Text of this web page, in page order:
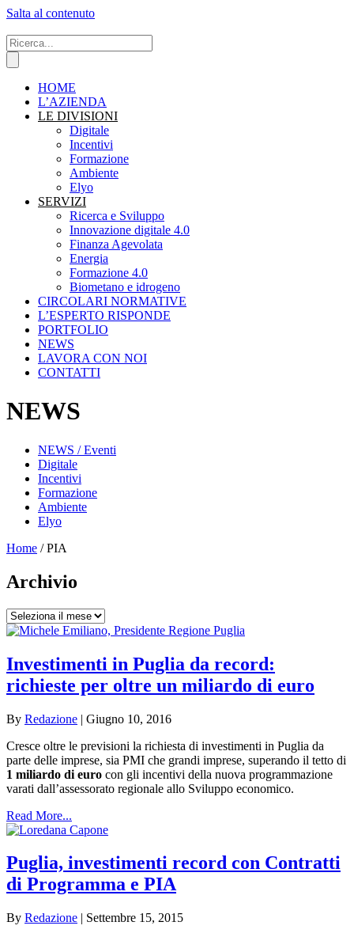
Salta al contenuto
HOME
L’AZIENDA
LE DIVISIONI
Digitale
Incentivi
Formazione
Ambiente
Elyo
SERVIZI
Ricerca e Sviluppo
Innovazione digitale 4.0
Finanza Agevolata
Energia
Formazione 4.0
Biometano e idrogeno
CIRCOLARI NORMATIVE
L’ESPERTO RISPONDE
PORTFOLIO
NEWS
LAVORA CON NOI
CONTATTI
NEWS
NEWS / Eventi
Digitale
Incentivi
Formazione
Ambiente
Elyo
Home /PIA
Archivio
Archivio
Investimenti in Puglia da record:
richieste per oltre un miliardo di euro
By Redazione | Giugno 10, 2016
Cresce oltre le previsioni la richiesta di investimenti in Puglia da
parte delle imprese, sia PMI che grandi imprese, superando il tetto di
1 miliardo di euro con gli incentivi della nuova programmazione
varati dall’assessorato regionale allo Sviluppo economico.
Read More...
Puglia, investimenti record con Contratti
di Programma e PIA
By Redazione | Settembre 15, 2015